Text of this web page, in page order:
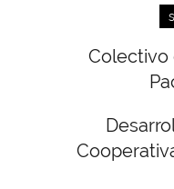
Colectivo